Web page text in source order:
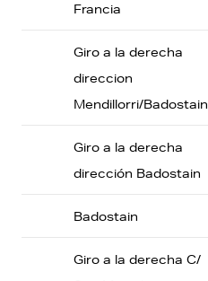
Francia
Giro a la derecha
direccion
Mendillorri/Badostain
Giro a la derecha
dirección Badostain
Badostain
Giro a la derecha C/